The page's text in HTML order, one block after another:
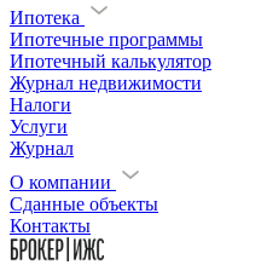
Ипотека
Ипотечные программы
Ипотечный калькулятор
Журнал недвижимости
Налоги
Услуги
Журнал
О компании
Сданные объекты
Контакты